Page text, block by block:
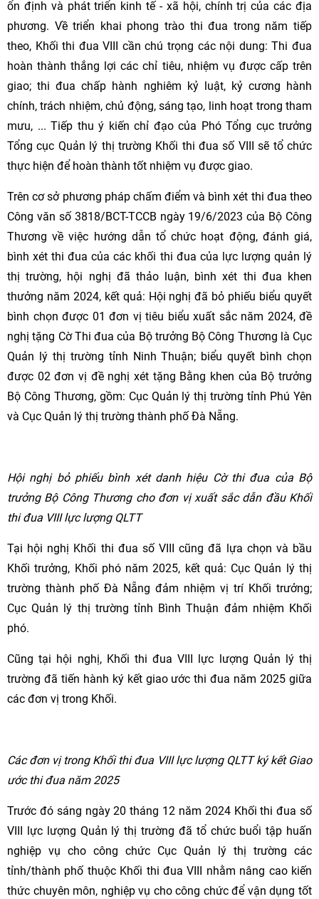
ổn định và phát triển kinh tế - xã hội, chính trị của các địa
phương. Về triển khai phong trào thi đua trong năm tiếp
theo, Khối thi đua VIII cần chú trọng các nội dung: Thi đua
hoàn thành thắng lợi các chỉ tiêu, nhiệm vụ được cấp trên
giao; thi đua chấp hành nghiêm kỷ luật, kỷ cương hành
chính, trách nhiệm, chủ động, sáng tạo, linh hoạt trong tham
mưu, ... Tiếp thu ý kiến chỉ đạo của Phó Tổng cục trưởng
Tổng cục Quản lý thị trường Khối thi đua số VIII sẽ tổ chức
thực hiện để hoàn thành tốt nhiệm vụ được giao.
Trên cơ sở phương pháp chấm điểm và bình xét thi đua theo
Công văn số 3818/BCT-TCCB ngày 19/6/2023 của Bộ Công
Thương về việc hướng dẫn tổ chức hoạt động, đánh giá,
bình xét thi đua của các khối thi đua của lực lượng quản lý
thị trường, hội nghị đã thảo luận, bình xét thi đua khen
thưởng năm 2024, kết quả: Hội nghị đã bỏ phiếu biểu quyết
bình chọn được 01 đơn vị tiêu biểu xuất sắc năm 2024, đề
nghị tặng Cờ Thi đua của Bộ trưởng Bộ Công Thương là Cục
Quản lý thị trường tỉnh Ninh Thuận; biểu quyết bình chọn
được 02 đơn vị đề nghị xét tặng Bằng khen của Bộ trưởng
Bộ Công Thương, gồm: Cục Quản lý thị trường tỉnh Phú Yên
và Cục Quản lý thị trường thành phố Đà Nẵng.
Hội nghị bỏ phiếu bình xét danh hiệu Cờ thi đua của Bộ
trưởng Bộ Công Thương cho đơn vị xuất sắc dẫn đầu Khối
thi đua VIII lực lượng QLTT
Tại hội nghị Khối thi đua số VIII cũng đã lựa chọn và bầu
Khối trưởng, Khối phó năm 2025, kết quả: Cục Quản lý thị
trường thành phố Đà Nẵng đảm nhiệm vị trí Khối trưởng;
Cục Quản lý thị trường tỉnh Bình Thuận đảm nhiệm Khối
phó.
Cũng tại hội nghị, Khối thi đua VIII lực lượng Quản lý thị
trường đã tiến hành ký kết giao ước thi đua năm 2025 giữa
các đơn vị trong Khối.
Các đơn vị trong Khối thi đua VIII lực lượng QLTT ký kết Giao
ước thi đua năm 2025
Trước đó sáng ngày 20 tháng 12 năm 2024 Khối thi đua số
VIII lực lượng Quản lý thị trường đã tổ chức buổi tập huấn
nghiệp vụ cho công chức Cục Quản lý thị trường các
tỉnh/thành phố thuộc Khối thi đua VIII nhằm nâng cao kiến
thức chuyên môn, nghiệp vụ cho công chức để vận dụng tốt